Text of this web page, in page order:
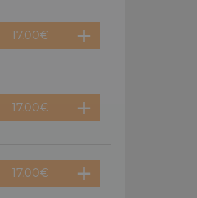
17.00€
17.00€
17.00€